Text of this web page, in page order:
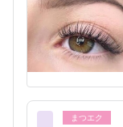
まつエク